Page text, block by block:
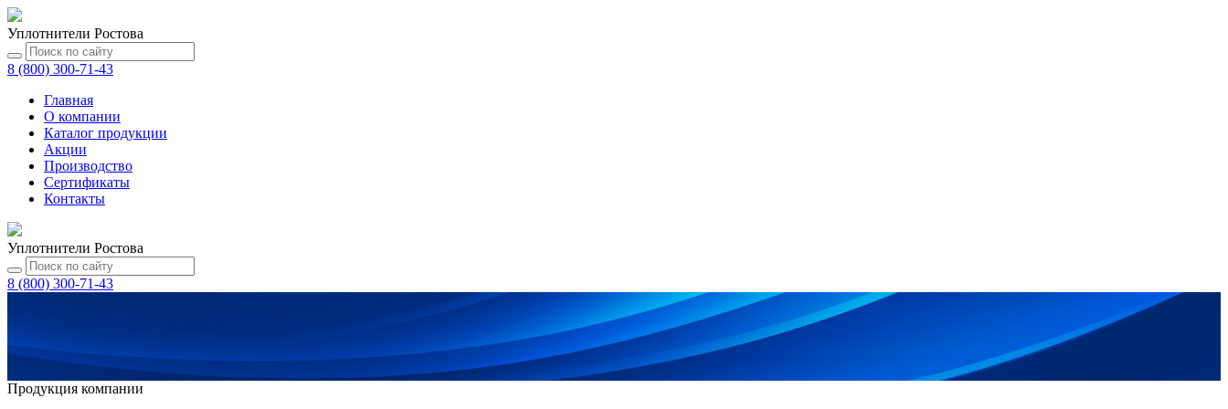
Уплотнители Ростова
8 (800) 300-71-43
Главная
О компании
Каталог продукции
Акции
Производство
Сертификаты
Контакты
Уплотнители Ростова
8 (800) 300-71-43
Продукция компании